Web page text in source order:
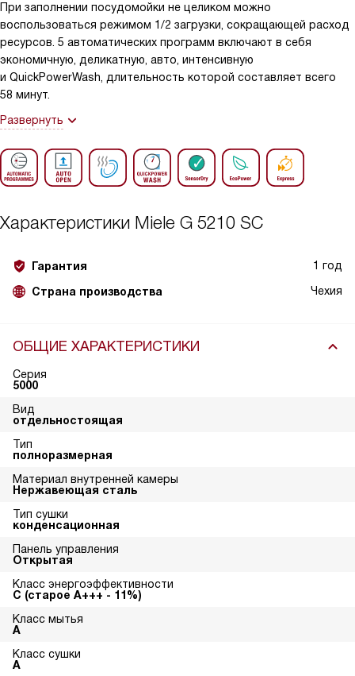
При заполнении посудомойки не целиком можно
воспользоваться режимом 1/2 загрузки, сокращающей расход
ресурсов. 5 автоматических программ включают в себя
экономичную, деликатную, авто, интенсивную
и QuickPowerWash, длительность которой составляет всего
58 минут.
Развернуть
Характеристики Miele G 5210 SC
Гарантия 1 год
Страна производства Чехия
ОБЩИЕ ХАРАКТЕРИСТИКИ
Серия
5000
Вид
отдельностоящая
Тип
полноразмерная
Материал внутренней камеры
Нержавеющая сталь
Тип сушки
конденсационная
Панель управления
Открытая
Класс энергоэффективности
С (старое А+++ - 11%)
Класс мытья
A
Класс сушки
A